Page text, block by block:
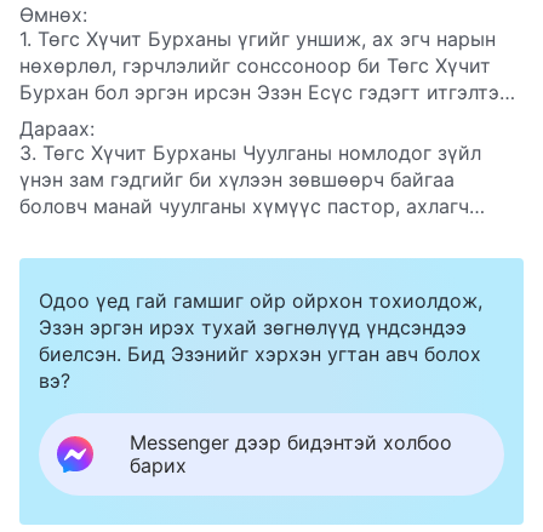
Өмнөх:
1. Төгс Хүчит Бурханы үгийг уншиж, ах эгч нарын
нөхөрлөл, гэрчлэлийг сонссоноор би Төгс Хүчит
Бурхан бол эргэн ирсэн Эзэн Есүс гэдэгт итгэлтэй
болсон бөгөөд одоо Төгс Хүчит Бурханы эцсийн
өдрүүдийн ажлыг хүлээн авч байна. Гэвч саяхан
манай гэр бүлд тааламжгүй, сэтгэл эмзэглүүлсэн
зүйл тохиолдсон. Яагаад ийм зүйл тохиолддог юм
бол, би үүнийг хэрхэн туулах ёстой вэ?
Дараах:
3. Төгс Хүчит Бурханы Чуулганы номлодог зүйл
үнэн зам гэдгийг би хүлээн зөвшөөрч байгаа
боловч манай чуулганы хүмүүс пастор, ахлагч
тул тэд бүгдээрээ Төгс Хүчит Бурханы Чуулганд
өдрүүдийн ажлыг хүлээн авсны дараа намайг
хуучин чуулганы ах эгч нар маань голж, гүтгэн
доромжлох вий гэхээс санаа зовж байна. Миний
биеийн хэмжээ хэтэрхий жижиг, би энэ бүхэнтэй
нүүр тулахаар зоригтой биш болохоор яах ёстой
вэ?
Одоо үед гай гамшиг ойр ойрхон тохиолдож,
Эзэн эргэн ирэх тухай зөгнөлүүд үндсэндээ
биелсэн. Бид Эзэнийг хэрхэн угтан авч болох
вэ?
Messenger дээр бидэнтэй холбоо
барих